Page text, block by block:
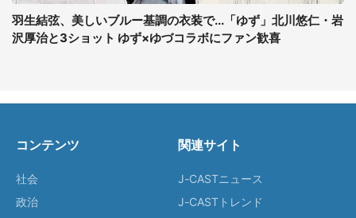
羽生結弦、美しいブルー基調の衣装で...「ゆず」北川悠仁・岩
沢厚治と3ショット ゆず×ゆづコラボにファン歓喜
コンテンツ
社会
政治
関連サイト
J-CASTニュース
J-CASTトレンド